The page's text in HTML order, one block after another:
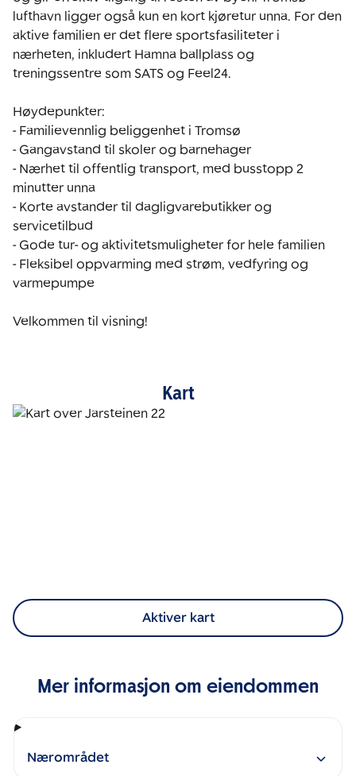
lufthavn ligger også kun en kort kjøretur unna. For den
aktive familien er det flere sportsfasiliteter i
nærheten, inkludert Hamna ballplass og
treningssentre som SATS og Feel24.
Høydepunkter:
- Familievennlig beliggenhet i Tromsø
- Gangavstand til skoler og barnehager
- Nærhet til offentlig transport, med busstopp 2
minutter unna
- Korte avstander til dagligvarebutikker og
servicetilbud
- Gode tur- og aktivitetsmuligheter for hele familien
- Fleksibel oppvarming med strøm, vedfyring og
varmepumpe
Velkommen til visning!
Kart
Aktiver kart
Mer informasjon om eiendommen
Nærområdet